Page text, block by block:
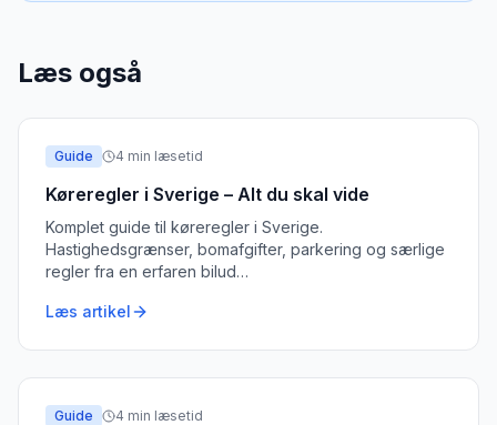
Læs også
Guide 4 min læsetid
Køreregler i Sverige – Alt du skal vide
Komplet guide til køreregler i Sverige.
Hastighedsgrænser, bomafgifter, parkering og særlige
regler fra en erfaren bilud…
Læs artikel
Guide 4 min læsetid